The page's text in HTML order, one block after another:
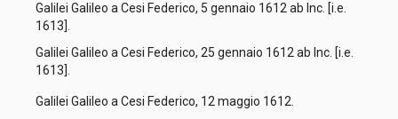
Galilei Galileo a Cesi Federico, 5 gennaio 1612 ab Inc. [i.e.
1613].
Galilei Galileo a Cesi Federico, 25 gennaio 1612 ab Inc. [i.e.
1613].
Galilei Galileo a Cesi Federico, 12 maggio 1612.